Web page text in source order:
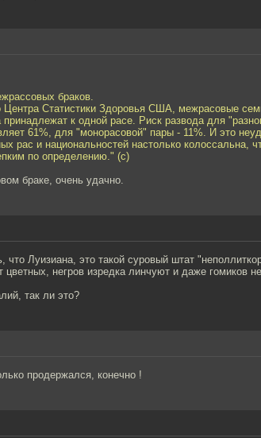
браков.
Центра Статистики Здоровья США, межрасовые
к одной расе. Риск развода для
61%, для "монорасовой" пары - 11%. И это
рас и национальностей настолько колоссальна,
по определению." (с)
браке, очень удачно.
Луизиана, это такой суровый штат
негров изредка линчуют и даже гомиков
так ли это?
продержался, конечно !